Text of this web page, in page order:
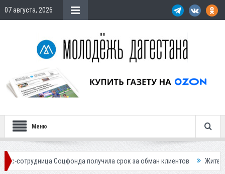
07 августа, 2026
Меню
Соцфонда получила срок за обман клиентов Жителей Дагестана